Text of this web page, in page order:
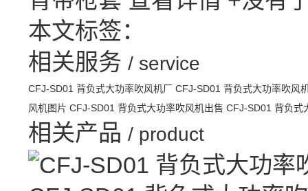
本文标签：
相关服务 / service
CFJ-SD01 背负式大功率吹风机厂 CFJ-SD01 背负式大功率吹风
风机图片 CFJ-SD01 背负式大功率吹风机出售 CFJ-SD01 背负式
相关产品 / product